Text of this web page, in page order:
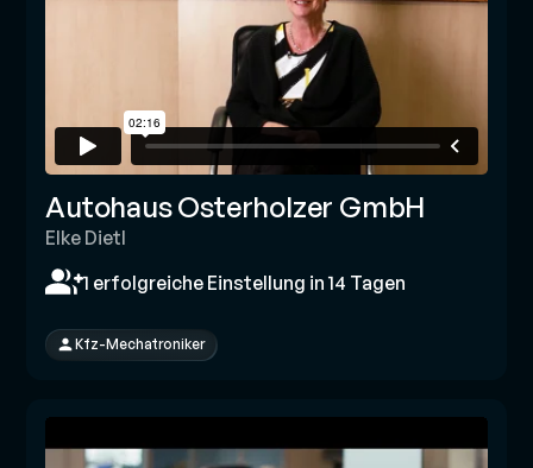
Autohaus Osterholzer GmbH
Elke Dietl
1 erfolgreiche Einstellung in 14 Tagen
Kfz-Mechatroniker